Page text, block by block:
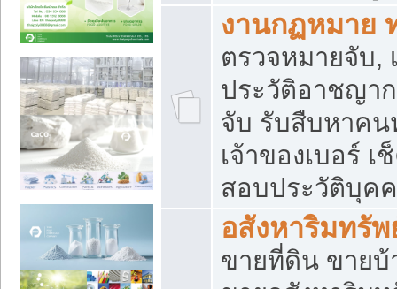
งานกฏหมาย
ตรวจหมายจับ,
ประวัติอาชญา
จับ รับสืบหาคน
เจ้าของเบอร์
สอบประวัติบุค
อสังหาริมทรัพ
ขายที่ดิน ขายบ้